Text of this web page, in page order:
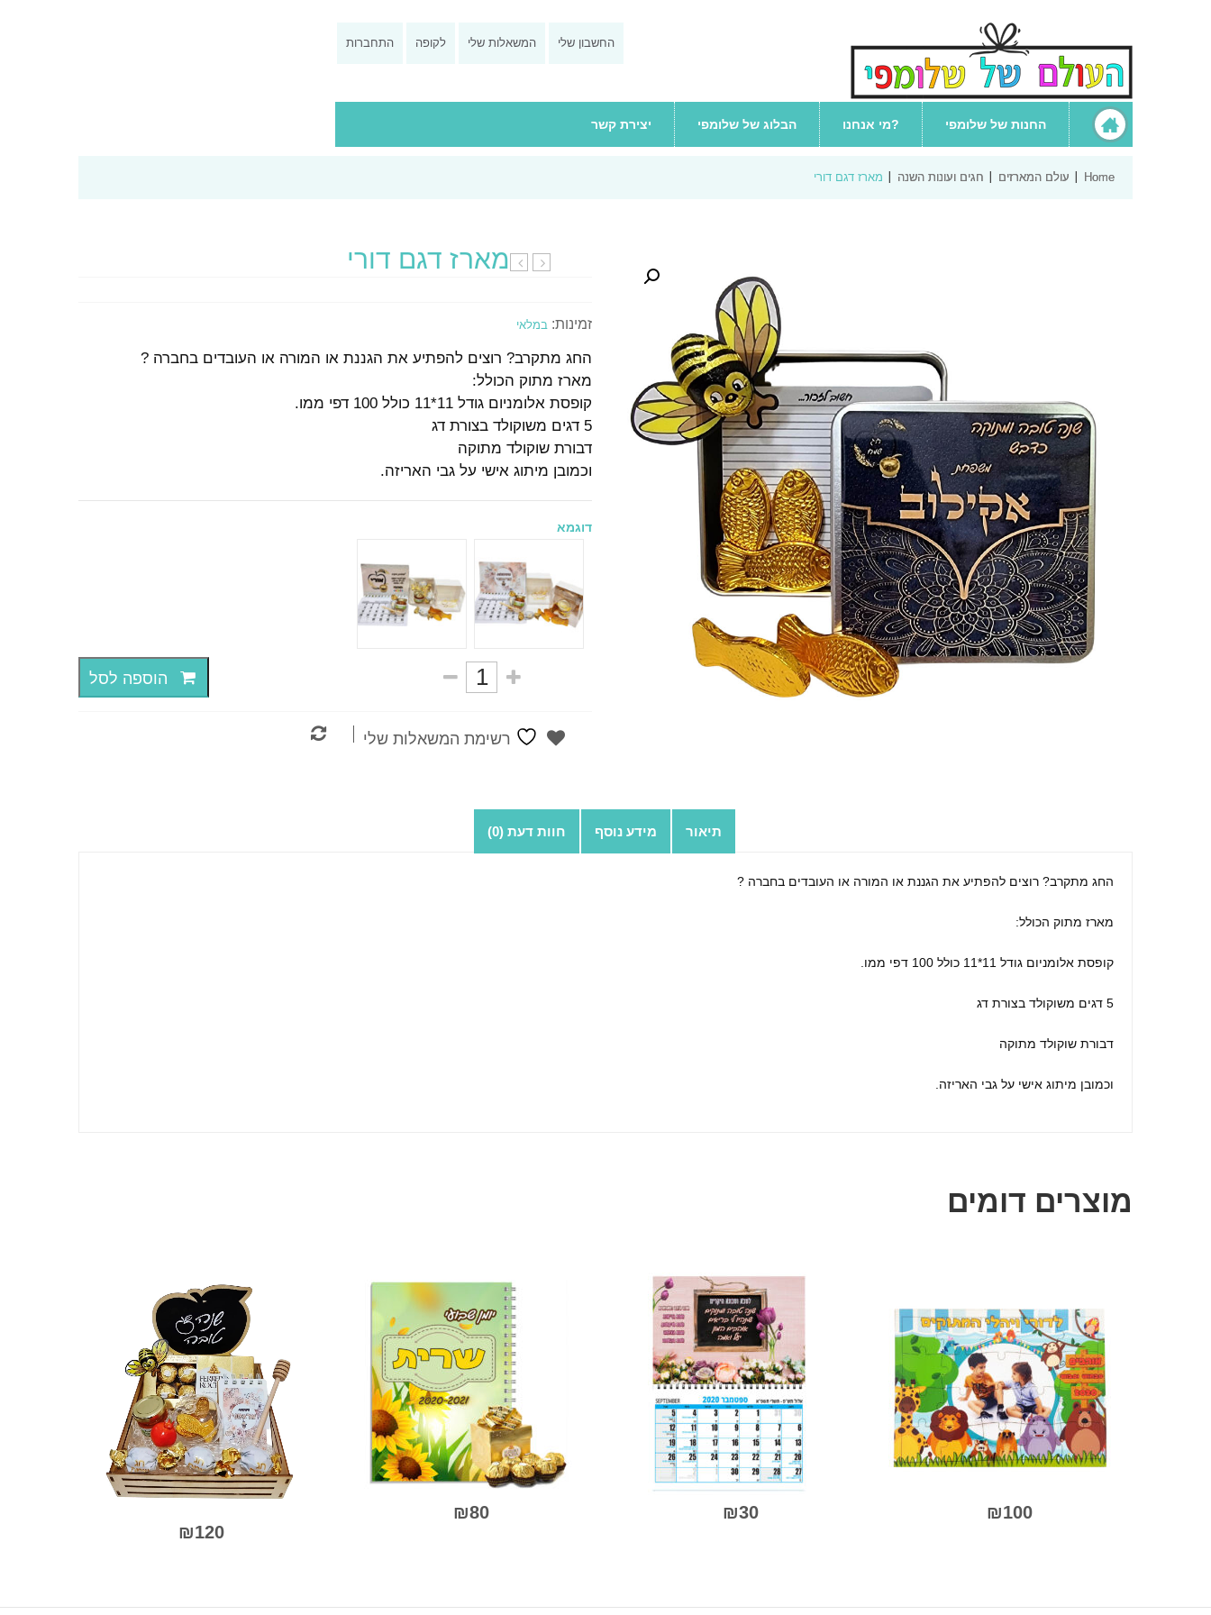
החשבון שלי המשאלות שלי לקופה התחברות
החנות של שלומפי מי אנחנו? הבלוג של שלומפי יצירת קשר
Home עולם המארזים חגים ועונות השנה מארז דגם דורי
מארז דגם דורי
זמינות: במלאי
החג מתקרב? רוצים להפתיע את הגננת או המורה או העובדים בחברה ?
מארז מתוק הכולל:
קופסת אלומניום גודל 11*11 כולל 100 דפי ממו.
5 דגים משוקולד בצורת דג
דבורת שוקולד מתוקה
וכמובן מיתוג אישי על גבי האריזה.
₪ 60
דוגמא
הוספה לסל
רשימת המשאלות שלי
תיאור מידע נוסף חוות דעת (0)
החג מתקרב? רוצים להפתיע את הגננת או המורה או העובדים בחברה ?
מארז מתוק הכולל:
קופסת אלומניום גודל 11*11 כולל 100 דפי ממו.
5 דגים משוקולד בצורת דג
דבורת שוקולד מתוקה
וכמובן מיתוג אישי על גבי האריזה.
מוצרים דומים
₪120
מתוך
5
₪80
זה
5
₪30
זה
0
מתוך
5
₪100
זה